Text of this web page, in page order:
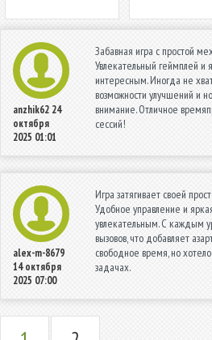
anzhik62 24
октября
2025 01:01
Забавная игра с простой
Увлекательный геймплей и
интересным. Иногда не
возможности улучшений и
внимание. Отличное
сессий!
alex-m-8679
14 октября
2025 07:00
Игра затягивает своей
Удобное управление и
увлекательным. С каждым
вызовов, что добавляет
свободное время, но
задачах.